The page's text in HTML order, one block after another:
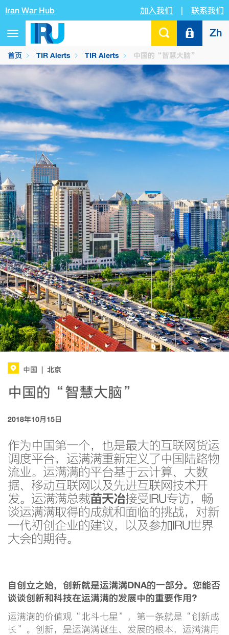
Iran War Hub 加入我们 | 联系我们
Toggle
navigation
Zh
首页 TIR Alerts TIR Alerts 中国的“智慧大脑”
中国 北京
中国的“智慧大脑”
2018年10月15日
作为中国第一个，也是最大的互联网货运
调度平台，运满满重新定义了中国陆路物
流业。运满满的平台基于云计算、大数
据、移动互联网以及先进互联网技术开
发。运满满总裁苗天冶接受IRU专访，畅
谈运满满取得的成就和面临的挑战，对新
一代初创企业的建议，以及参加IRU世界
大会的期待。
自创立之始，创新就是运满满DNA的一部分。您能否
谈谈创新和科技在运满满的发展中的重要作用？
运满满的价值观“北斗七星”，第一条就是“创新成
长”。创新，是运满满诞生、发展的根本，运满满用